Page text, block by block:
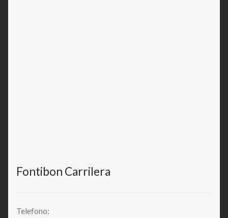
Fontibon Carrilera
Telefono: